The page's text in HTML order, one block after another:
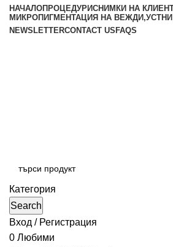
НАЧАЛОПРОЦЕДУРИСНИМКИ НА
МИКРОПИГМЕНТАЦИЯ НА
NEWSLETTERCONTACT US FAQS
Категория
Search
Вход / Регистрация
0 Любими